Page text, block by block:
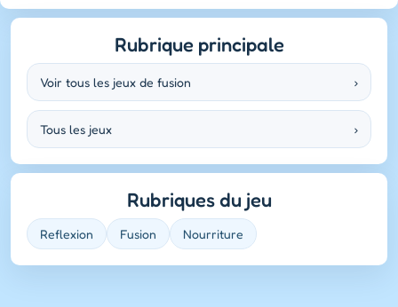
Rubrique principale
Voir tous les jeux de fusion ›
Tous les jeux ›
Rubriques du jeu
Reflexion Fusion Nourriture